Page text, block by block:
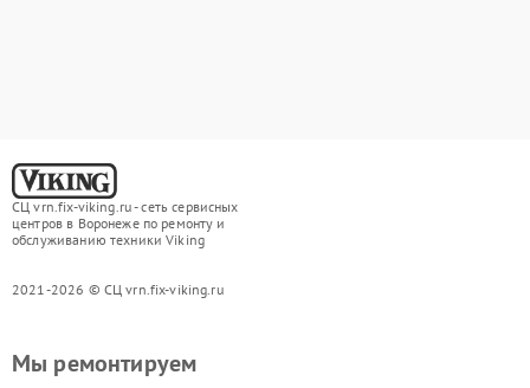
СЦ vrn.fix-viking.ru - сеть сервисных
центров в Воронеже по ремонту и
обслуживанию техники Viking
2021-2026 © СЦ vrn.fix-viking.ru
Мы ремонтируем